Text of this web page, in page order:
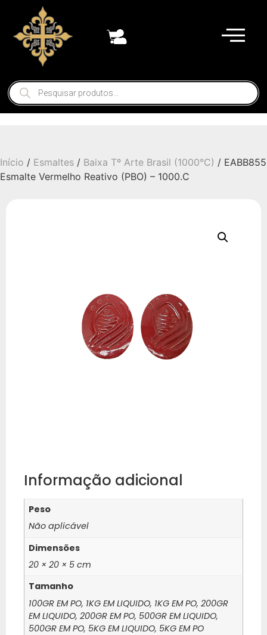
Início / Esmaltes / Baixa Tº Arte Brasil (1000°C) / EABB855
Esmalte Vermelho Reativo (PBO) – 1000.C
Informação adicional
Peso
Não aplicável
Dimensões
20 × 20 × 5 cm
Tamanho
100GR EM PO, 1KG EM LIQUIDO, 1KG EM PO, 200GR
EM LIQUIDO, 200GR EM PO, 500GR EM LIQUIDO,
500GR EM PO, 5KG EM LIQUIDO, 5KG EM PO